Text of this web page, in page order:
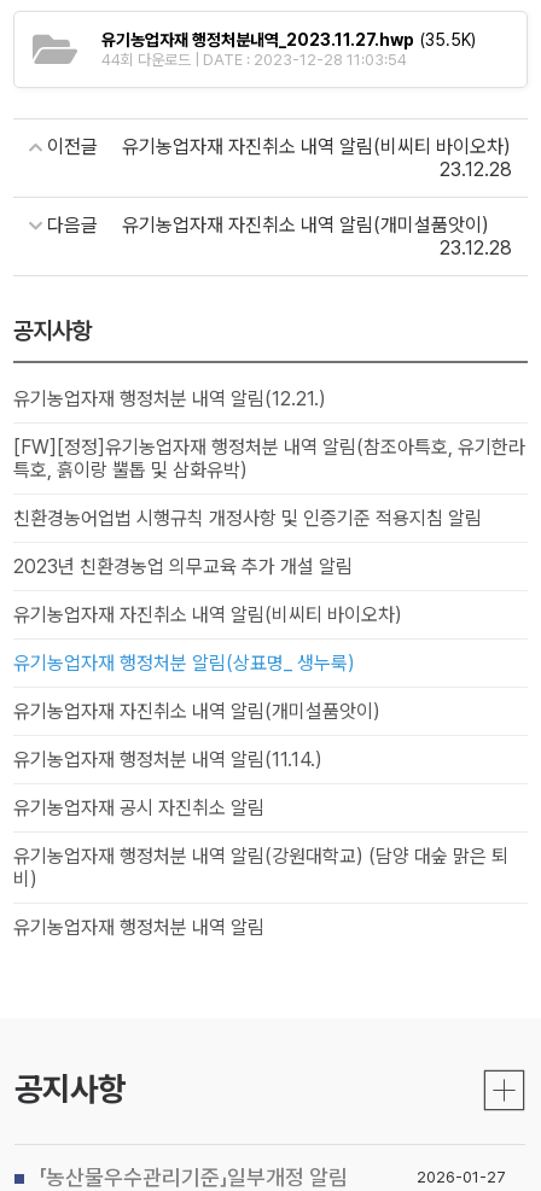
공지사항
유기농업자재 행정처분 내역 알림(12.21.)
[FW][정정]유기농업자재 행정처분 내역 알림(참조아특호, 유기한라
특호, 흙이랑 뿔톱 및 삼화유박)
친환경농어업법 시행규칙 개정사항 및 인증기준 적용지침 알림
2023년 친환경농업 의무교육 추가 개설 알림
유기농업자재 자진취소 내역 알림(비씨티 바이오차)
유기농업자재 행정처분 알림(상표명_ 생누룩)
유기농업자재 자진취소 내역 알림(개미설품앗이)
유기농업자재 행정처분 내역 알림(11.14.)
유기농업자재 공시 자진취소 알림
유기농업자재 행정처분 내역 알림(강원대학교) (담양 대숲 맑은 퇴
비)
유기농업자재 행정처분 내역 알림
유기농업자재 행정처분내역_2023.11.27.hwp (35.5K)
44회 다운로드 | DATE : 2023-12-28 11:03:54
이전글
유기농업자재 자진취소 내역 알림(비씨티 바이오차)
23.12.28
다음글
유기농업자재 자진취소 내역 알림(개미설품앗이)
23.12.28
공지사항
「농산물우수관리기준」일부개정 알림 2026-01-27